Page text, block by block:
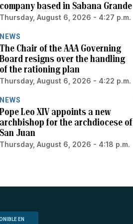
company based in Sabana Grande
Thursday, August 6, 2026 - 4:27 p.m.
NEWS
The Chair of the AAA Governing
Board resigns over the handling
of the rationing plan
Thursday, August 6, 2026 - 4:22 p.m.
NEWS
Pope Leo XIV appoints a new
archbishop for the archdiocese of
San Juan
Thursday, August 6, 2026 - 4:18 p.m.
EN